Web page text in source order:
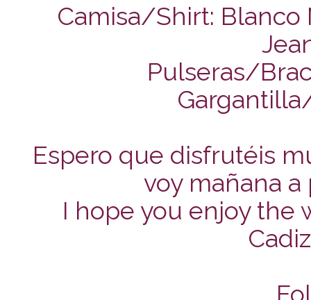
Camisa/Shirt: Blanco
Pulseras/
Espero que disfrutéis
voy mañana a
I hope you enjoy the